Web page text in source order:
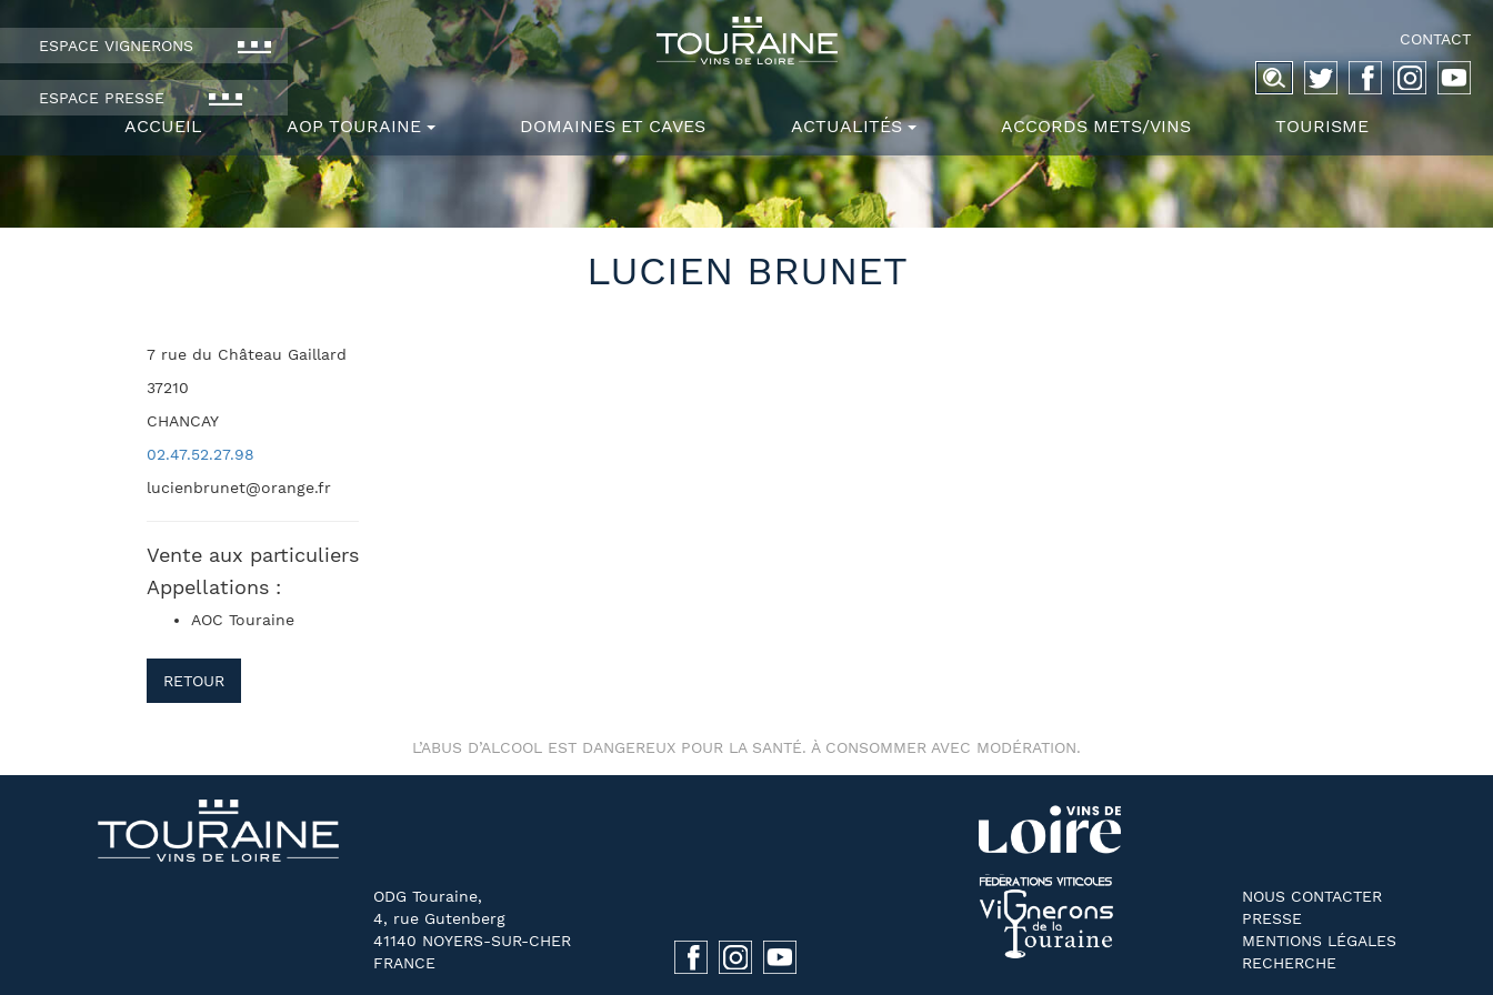
ESPACE VIGNERONS
ESPACE PRESSE
CONTACT
Recherche
pour :
ACCUEIL AOP TOURAINE DOMAINES ET CAVES ACTUALITÉS ACCORDS METS/VINS TOURISME
LUCIEN BRUNET
7 rue du Château Gaillard
37210
CHANCAY
02.47.52.27.98
lucienbrunet@orange.fr
Vente aux particuliers
Appellations :
AOC Touraine
RETOUR
L’ABUS D’ALCOOL EST DANGEREUX POUR LA SANTÉ. À CONSOMMER AVEC MODÉRATION.
ODG Touraine,
4, rue Gutenberg
41140 NOYERS-SUR-CHER
FRANCE
NOUS CONTACTER
PRESSE
MENTIONS LÉGALES
RECHERCHE